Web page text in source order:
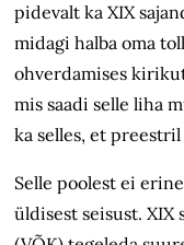
pidevalt ka XIX
midagi halba oma
ohverdamises
mis saadi selle liha
ka selles, et
Selle poolest ei
üldisest seisust.